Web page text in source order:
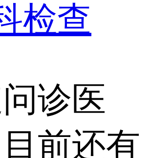
检查
诊医
前还有